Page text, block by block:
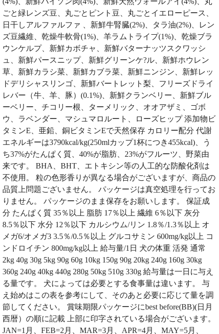
ごと緑レンズ豆、丸ごとピント豆、丸ごとイエローピース、
日干しアルファルファ 、新鮮牛腎臓(2%)、タラ油(2%)、レン
ズ豆繊維、乾燥牛軟骨(1%)、羊ラムトライプ(1%)、乾燥ブラ
ウンケルプ、新鮮カボチャ、新鮮バターナッツスクワッシ
ュ、新鮮パースニップ、新鮮グリーンケ?ル、新鮮ホウレン
草、新鮮カラシ菜、新鮮カブラ菜、新鮮ニンジン、新鮮レッ
ドデリシャスリンゴ、新鮮バートレット梨、フリーズドライ
レバー（牛、羊、豚）(0.1%)、新鮮クランベリー、新鮮ブル
ーベリー、チコリー根、ターメリック、オオアザミ、ゴボ
ウ、ラベンダー、マシュマロルート、ローズヒップ 添加物ビ
タミンE、亜鉛、銅ビタミンEで天然保存 カロリー配分 代謝
エネルギーは3790kcal/kg(250mlカップ1杯につき455kcal)、う
ち37%がたんぱく質、40%が脂肪、23%がフルーツ、野菜由
来です。 BHA、BHT、エトキシン等の人工的な防酸化剤は
不使用。 粒の色形香りが異なる場合がございますが、商品の
品質上問題ございません。 パッケージは真空処理を行ってお
りません。 パッケージのまま保存をお願いします。 保証成
分 たんぱく質 35％以上 脂肪 17％以上 繊維 6％以下 灰分
8.5％以下 水分 12％以下 カルシウム/リン 1.8％/1.3％以上 オ
メガ6/オメガ3 3.5％/0.5％以上 グルコサミン 600mg/kg以上 コ
ンドロイチン 800mg/kg以上 給与量/1日 犬の体重 活発 通常
2kg 40g 30g 5kg 90g 60g 10kg 150g 90g 20kg 240g 160g 30kg
360g 240g 40kg 440g 280g 50kg 510g 330g 給与量は一日に与え
る量です。 犬によっては必要とする食事量は違います。 与
え始めはこの表を参考にして、そのあと必要に応じて量を調
節してください。 賞味期限パッケージにbest before(BB)(日月
西暦）の順に記載 上部に印字されている場合がございます。
JAN=1月、FEB=2月、MAR=3月、APR=4月、MAY=5月、